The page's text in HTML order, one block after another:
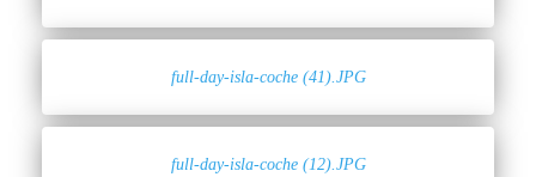
full-day-isla-coche (41).JPG
full-day-isla-coche (12).JPG